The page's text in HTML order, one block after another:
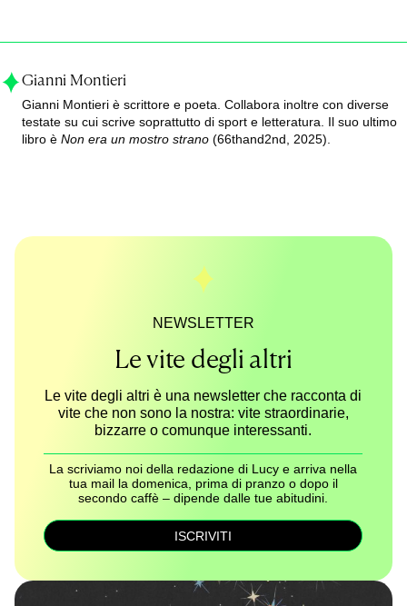
Gianni Montieri
Gianni Montieri è scrittore e poeta. Collabora inoltre con diverse
testate su cui scrive soprattutto di sport e letteratura. Il suo ultimo
libro èNon era un mostro strano (66thand2nd, 2025).
NEWSLETTER
Le vite degli altri
Le vite degli altri è una newsletter che racconta di
vite che non sono la nostra: vite straordinarie,
bizzarre o comunque interessanti.
La scriviamo noi della redazione di Lucy e arriva nella
tua mail la domenica, prima di pranzo o dopo il
secondo caffè – dipende dalle tue abitudini.
ISCRIVITI